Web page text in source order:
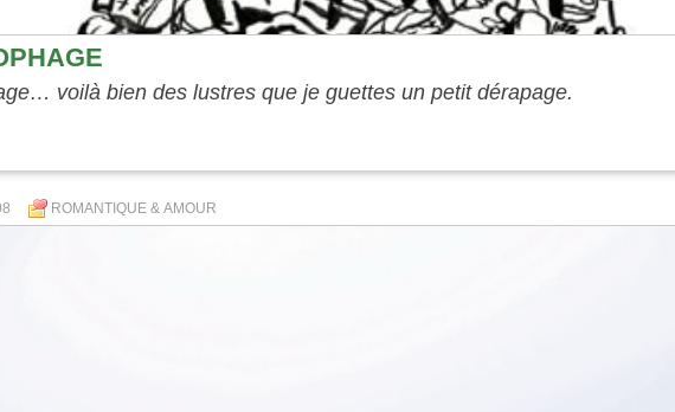
voilà bien des lustres que je guettes un petit dérapage.
ROMANTIQUE & AMOUR